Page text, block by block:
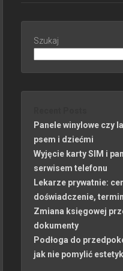
Szukaj
Panele winylowe czy
psem i dziećmi
Wyjęcie karty SIM i
serwisem telefonu
Lekarze prywatnie:
doświadczenie, termin
Zmiana księgowej
dokumenty
Podłoga do
jak nie pomylić